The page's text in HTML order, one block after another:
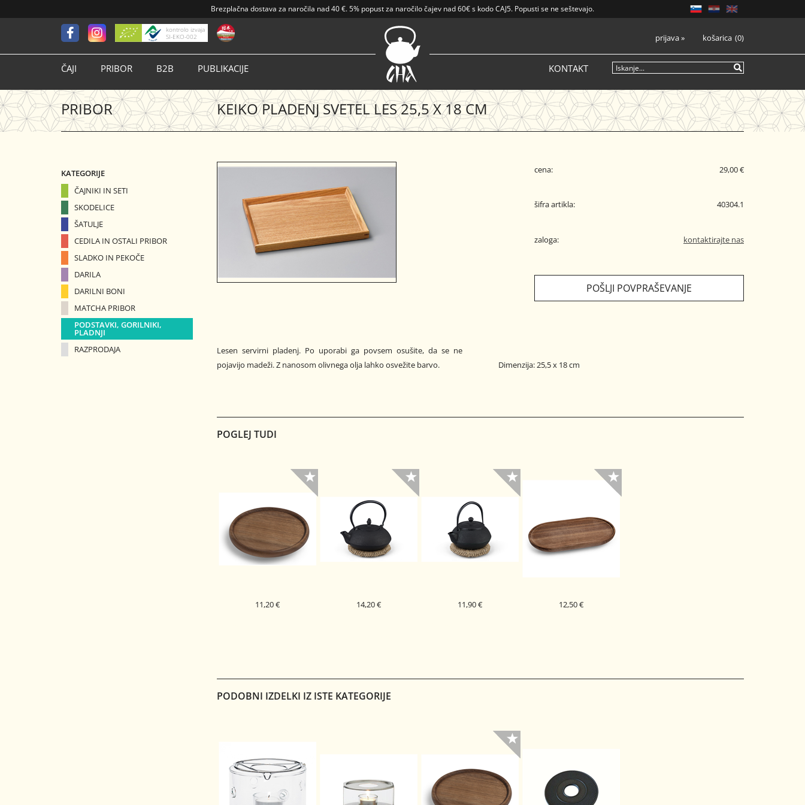
Brezplačna dostava za naročila nad40 €.5% popust za naročilo čajev nad 60€ s kodo CAJ5. Popusti se ne seštevajo.
kontrolo izvaja
SI-EKO-002
ČAJI PRIBOR B2B PUBLIKACIJE KONTAKT
košarica 0
prijava»
KATEGORIJE
ČAJNIKI IN SETI
SKODELICE
ŠATULJE
CEDILA IN OSTALI PRIBOR
SLADKO IN PEKOČE
DARILA
DARILNI BONI
MATCHA PRIBOR
PODSTAVKI, GORILNIKI,
PLADNJI
RAZPRODAJA
PRIBOR KEIKO PLADENJ SVETEL LES 25,5 X 18 CM
cena: 29,00 €
šifra artikla: 40304.1
zaloga: kontaktirajte nas
POŠLJI POVPRAŠEVANJE
Lesen servirni pladenj. Po uporabi ga povsem osušite, da se ne
pojavijo madeži. Z nanosom olivnega olja lahko osvežite barvo.
Dimenzija: 25,5 x 18 cm
POGLEJ TUDI
11,20 €
14,20 €
11,90 €
12,50 €
PODOBNI IZDELKI IZ ISTE KATEGORIJE